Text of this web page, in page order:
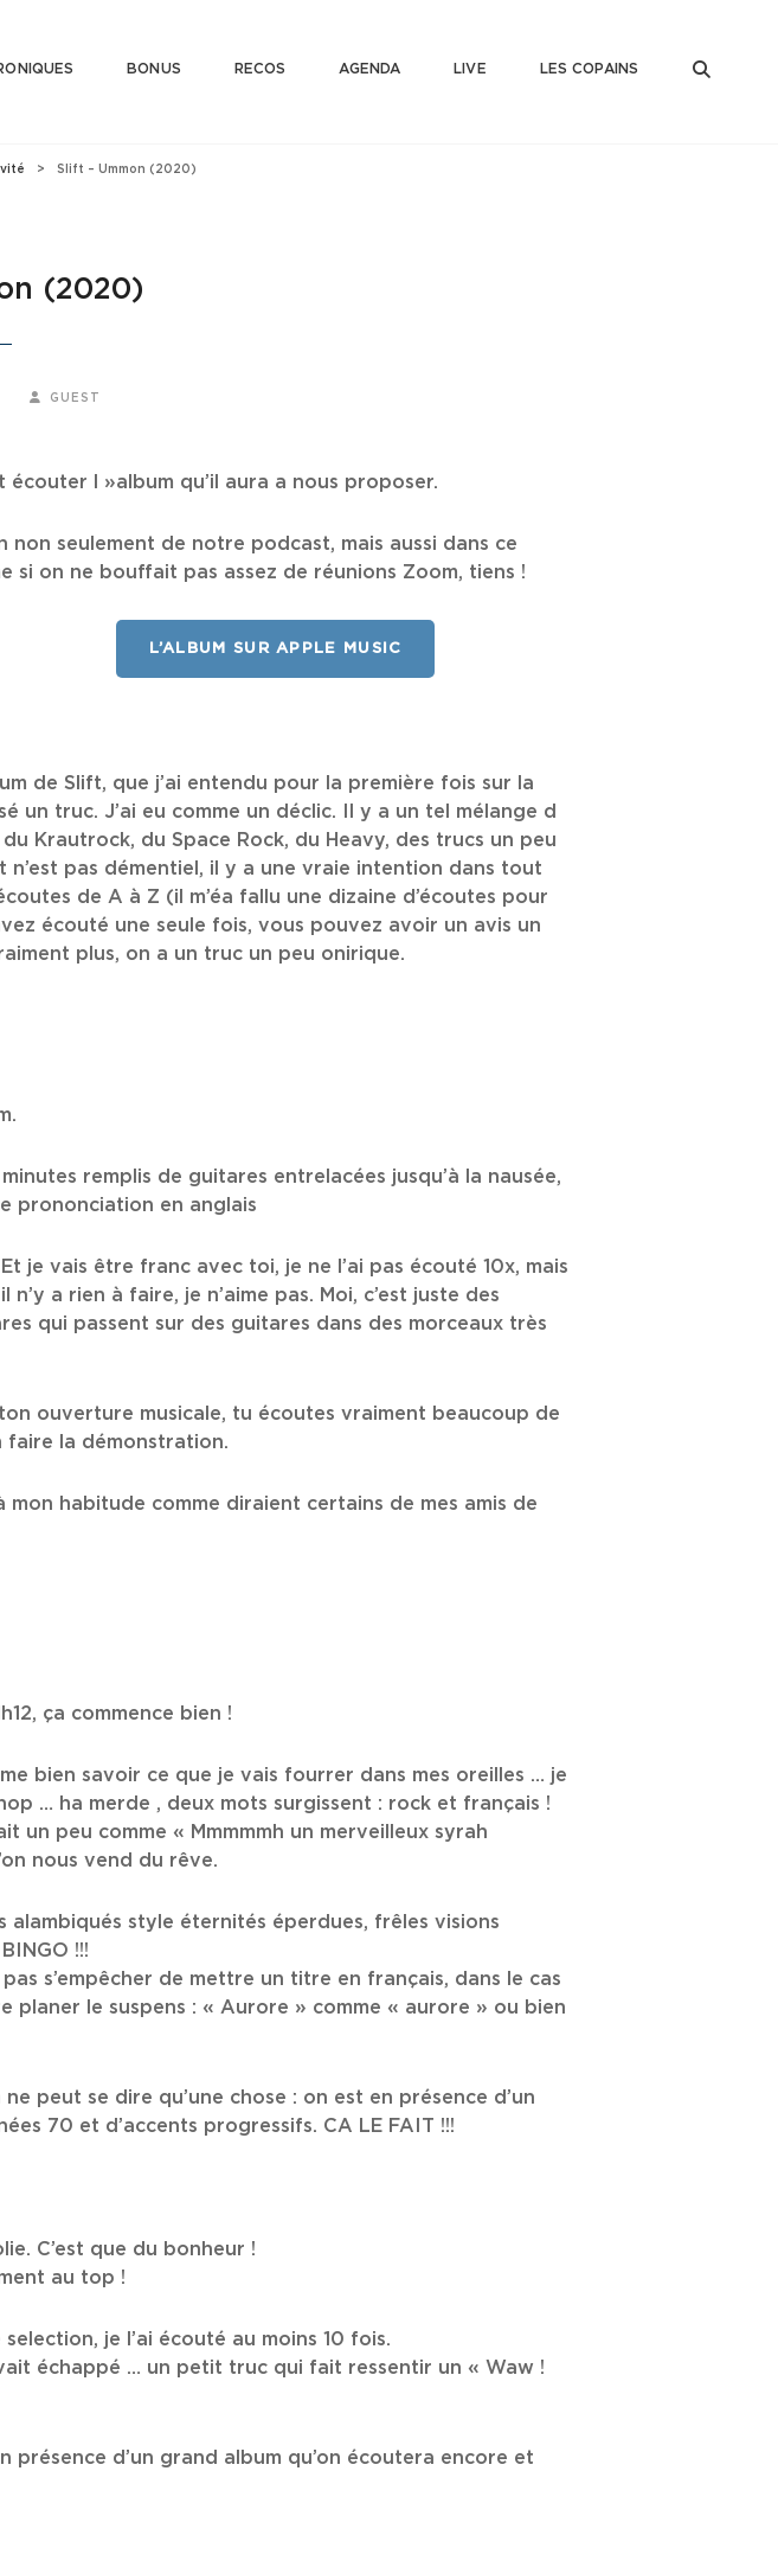
BONUS RECOS AGENDA LIVE LES COPAINS
> Slift – Ummon (2020)
(2020)
BY
BYLINE
GUEST
l »album qu’il aura a nous proposer.
non seulement de notre podcast, mais aussi dans ce
on ne bouffait pas assez de réunions Zoom, tiens !
L’ALBUM SUR APPLE MUSIC
de Slift, que j’ai entendu pour la première fois sur la
un truc. J’ai eu comme un déclic. Il y a un tel mélange d
Krautrock, du Space Rock, du Heavy, des trucs un peu
n’est pas démentiel, il y a une vraie intention dans tout
de A à Z (il m’éa fallu une dizaine d’écoutes pour
écouté une seule fois, vous pouvez avoir un avis un
plus, on a un truc un peu onirique.
remplis de guitares entrelacées jusqu’à la nausée,
prononciation en anglais
je vais être franc avec toi, je ne l’ai pas écouté 10x, mais
a rien à faire, je n’aime pas. Moi, c’est juste des
qui passent sur des guitares dans des morceaux très
ouverture musicale, tu écoutes vraiment beaucoup de
faire la démonstration.
mon habitude comme diraient certains de mes amis de
ça commence bien !
bien savoir ce que je vais fourrer dans mes oreilles … je
… ha merde , deux mots surgissent : rock et français !
un peu comme « Mmmmmh un merveilleux syrah
nous vend du rêve.
alambiqués style éternités éperdues, frêles visions
!!!
s’empêcher de mettre un titre en français, dans le cas
le suspens : « Aurore » comme « aurore » ou bien
peut se dire qu’une chose : on est en présence d’un
70 et d’accents progressifs. CA LE FAIT !!!
C’est que du bonheur !
au top !
je l’ai écouté au moins 10 fois.
échappé … un petit truc qui fait ressentir un « Waw !
d’un grand album qu’on écoutera encore et